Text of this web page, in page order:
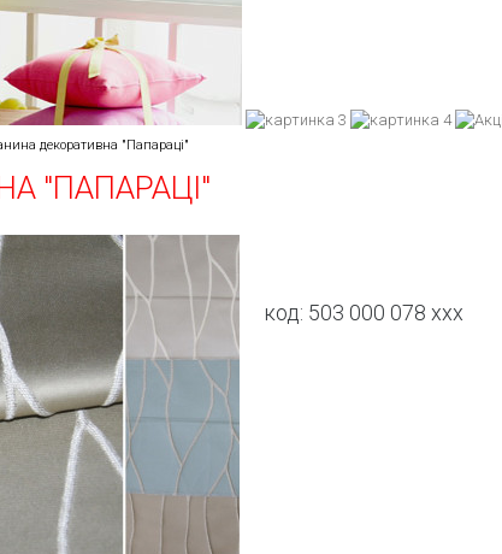
декоративна "Папараці"
"ПАПАРАЦІ"
код: 503 000 078 xxx